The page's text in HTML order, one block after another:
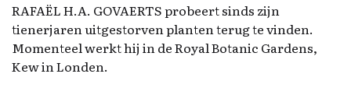
RAFAËL H.A. GOVAERTS probeert sinds zijn
tienerjaren uitgestorven planten terug te vinden.
Momenteel werkt hij in de Royal Botanic Gardens,
Kew in Londen.